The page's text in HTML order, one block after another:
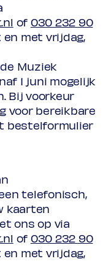
of 030 232 90
met vrijdag,
Muziek
1 juni mogelijk
Bij voorkeur
voor bereikbare
bestelformulier
telefonisch,
kaarten
ons op via
of 030 232 90
met vrijdag,